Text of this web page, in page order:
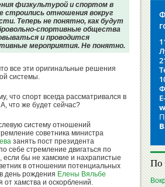
физкультурой и спортом в
строились отношения вокруг
Теперь не понятно, как будут
спортивные общества
и проводится
мероприятия. Не понятно.
все эти оригинальные решения
системы.
что спорт всегда рассматривался в
что же будет сейчас?
систему отношений
советника министра
занять пост президента
себе стремление двигаться по
бы не хамские и нахрапистые
в отношении потенциальных
день рождения Елены Вяльбе
от хамства и оскорблений.
По